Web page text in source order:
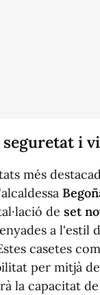
i
més
de set
a l'estil
casetes
per mitjà
la capacitat